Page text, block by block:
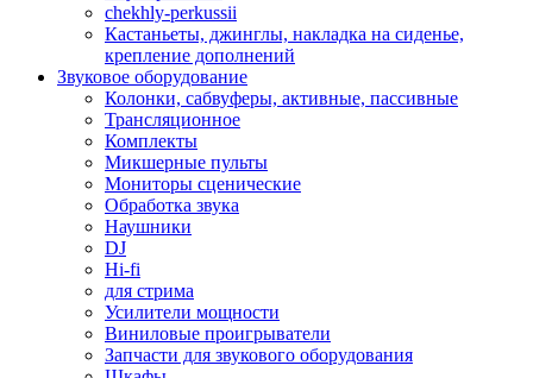
chekhly-perkussii
Кастаньеты, джинглы, накладка на сиденье,
крепление дополнений
Звуковое оборудование
Колонки, сабвуферы, активные, пассивные
Трансляционное
Комплекты
Микшерные пульты
Мониторы сценические
Обработка звука
Наушники
DJ
Hi-fi
для стрима
Усилители мощности
Виниловые проигрыватели
Запчасти для звукового оборудования